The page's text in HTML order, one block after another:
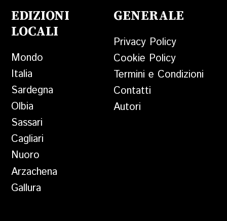
EDIZIONI
LOCALI
Mondo
Italia
Sardegna
Olbia
Sassari
Cagliari
Nuoro
Arzachena
Gallura
GENERALE
Privacy Policy
Cookie Policy
Termini e Condizioni
Contatti
Autori